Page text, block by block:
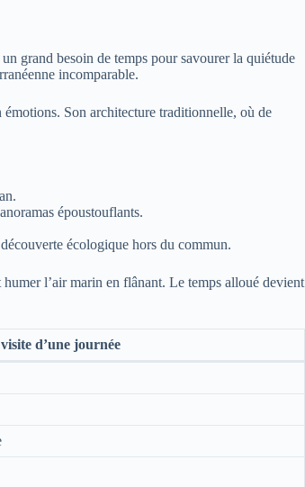
grand besoin de temps pour savourer la quiétude
incomparable.
Son architecture traditionnelle, où de
époustouflants.
écologique hors du commun.
l’air marin en flânant. Le temps alloué devient
d’une journée